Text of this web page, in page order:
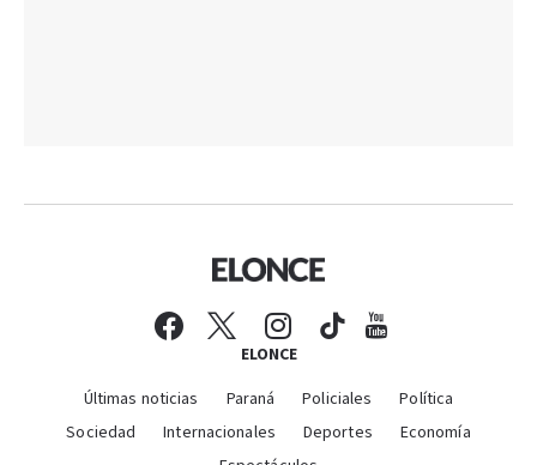
ELONCE
Últimas noticias Paraná Policiales
Política
Sociedad
Internacionales Deportes
Economía